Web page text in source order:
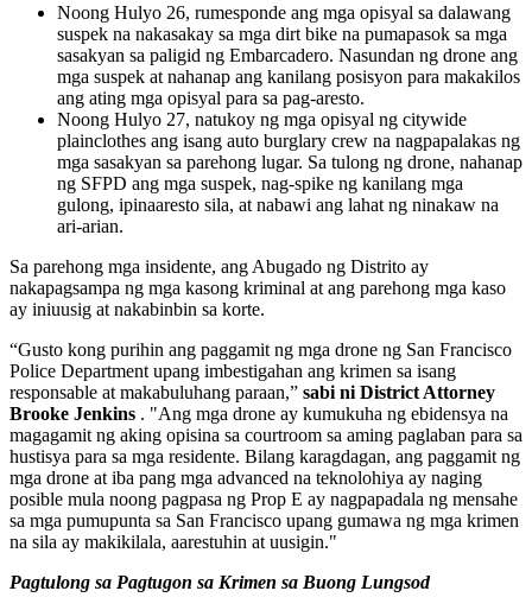
Noong Hulyo 26, rumesponde ang mga opisyal sa dalawang
suspek na nakasakay sa mga dirt bike na pumapasok sa mga
sasakyan sa paligid ng Embarcadero. Nasundan ng drone ang
mga suspek at nahanap ang kanilang posisyon para makakilos
ang ating mga opisyal para sa pag-aresto.
Noong Hulyo 27, natukoy ng mga opisyal ng citywide
plainclothes ang isang auto burglary crew na nagpapalakas ng
mga sasakyan sa parehong lugar. Sa tulong ng drone, nahanap
ng SFPD ang mga suspek, nag-spike ng kanilang mga
gulong, ipinaaresto sila, at nabawi ang lahat ng ninakaw na
ari-arian.
Sa parehong mga insidente, ang Abugado ng Distrito ay
nakapagsampa ng mga kasong kriminal at ang parehong mga kaso
ay iniuusig at nakabinbin sa korte.
“Gusto kong purihin ang paggamit ng mga drone ng San Francisco
Police Department upang imbestigahan ang krimen sa isang
responsable at makabuluhang paraan,” sabi ni District Attorney
Brooke Jenkins . "Ang mga drone ay kumukuha ng ebidensya na
magagamit ng aking opisina sa courtroom sa aming paglaban para sa
hustisya para sa mga residente. Bilang karagdagan, ang paggamit ng
mga drone at iba pang mga advanced na teknolohiya ay naging
posible mula noong pagpasa ng Prop E ay nagpapadala ng mensahe
sa mga pumupunta sa San Francisco upang gumawa ng mga krimen
na sila ay makikilala, aarestuhin at uusigin."
Pagtulong sa Pagtugon sa Krimen sa Buong Lungsod